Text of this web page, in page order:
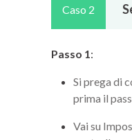
Caso 2
Passo 1 :
Si prega di
prima il
Vai su